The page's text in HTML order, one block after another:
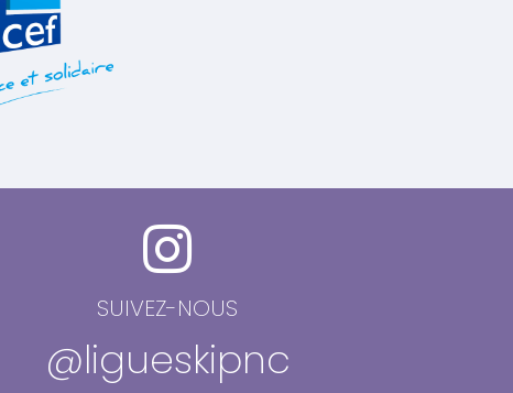
SUIVEZ-NOUS
@ligueskipnc